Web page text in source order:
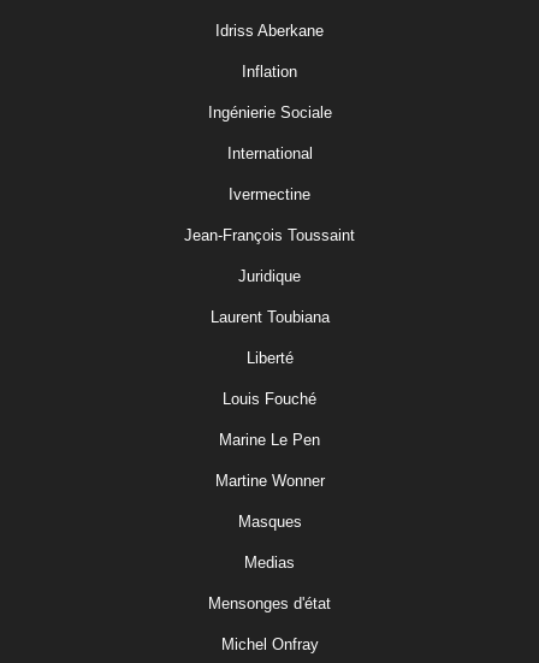
Idriss Aberkane
Inflation
Ingénierie Sociale
International
Ivermectine
Jean-François Toussaint
Juridique
Laurent Toubiana
Liberté
Louis Fouché
Marine Le Pen
Martine Wonner
Masques
Medias
Mensonges d'état
Michel Onfray